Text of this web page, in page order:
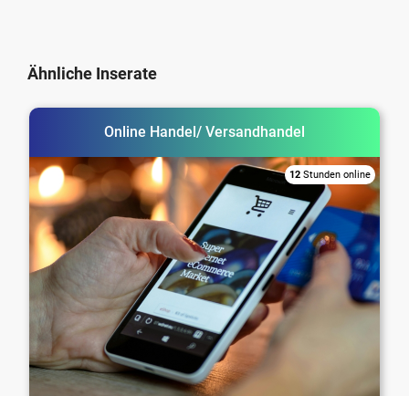
Ähnliche Inserate
Online Handel/ Versandhandel
12 Stunden online